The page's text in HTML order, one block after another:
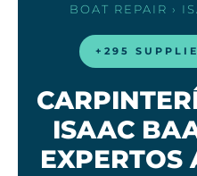
BOAT REPAIR ›
+295
ISAAC
EXPERTOS